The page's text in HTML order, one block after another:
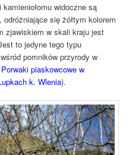
widoczne są
się żółtym kolorem
zjawiskiem w skali kraju jest
to jedyne tego typu
pomników przyrody w
Porwaki piaskowcowe w
k. Wlenia).